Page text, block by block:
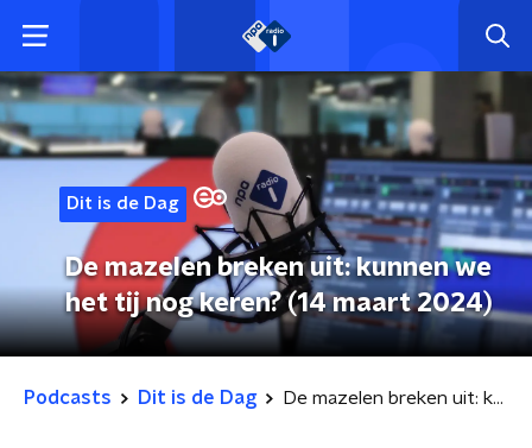
Dit is de Dag
De mazelen breken uit: kunnen we
het tij nog keren? (14 maart 2024)
Podcasts Dit is de Dag De mazelen breken uit: kunnen we het tij nog keren? (14 maart 2024)